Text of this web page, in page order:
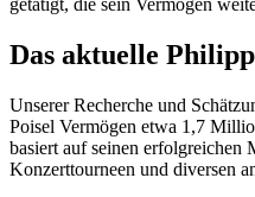
getätigt, die sein Vermögen
Das aktuelle
Unserer Recherche und
Poisel Vermögen etwa 1,7
basiert auf seinen erfolgreichen
Konzerttourneen und diversen